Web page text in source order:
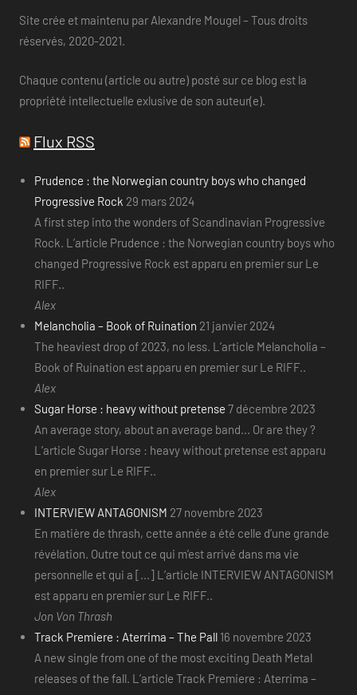
Site crée et maintenu par Alexandre Mougel – Tous droits
réservés, 2020-2021.
Chaque contenu (article ou autre) posté sur ce blog est la
propriété intellectuelle exlusive de son auteur(e).
Flux RSS
Prudence : the Norwegian country boys who changed
Progressive Rock 29 mars 2024
A first step into the wonders of Scandinavian Progressive
Rock. L’article Prudence : the Norwegian country boys who
changed Progressive Rock est apparu en premier sur Le
RIFF..
Alex
Melancholia – Book of Ruination 21 janvier 2024
The heaviest drop of 2023, no less. L’article Melancholia –
Book of Ruination est apparu en premier sur Le RIFF..
Alex
Sugar Horse : heavy without pretense 7 décembre 2023
An average story, about an average band... Or are they ?
L’article Sugar Horse : heavy without pretense est apparu
en premier sur Le RIFF..
Alex
INTERVIEW ANTAGONISM 27 novembre 2023
En matière de thrash, cette année a été celle d’une grande
révélation. Outre tout ce qui m’est arrivé dans ma vie
personnelle et qui a [...] L’article INTERVIEW ANTAGONISM
est apparu en premier sur Le RIFF..
Jon Von Thrash
Track Premiere : Aterrima – The Pall 16 novembre 2023
A new single from one of the most exciting Death Metal
releases of the fall. L’article Track Premiere : Aterrima –